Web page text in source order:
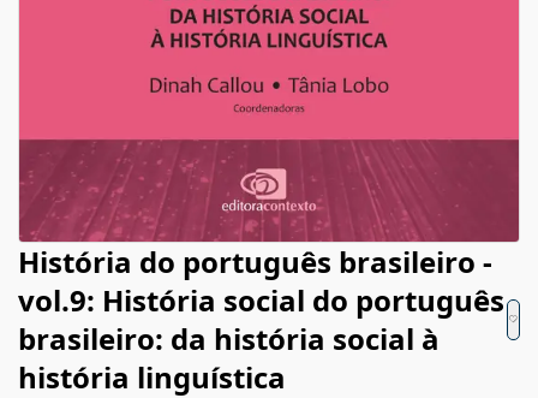
História do português brasileiro -
vol.9: História social do português
brasileiro: da história social à
história linguística